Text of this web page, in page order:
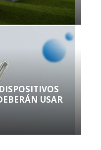
USAR